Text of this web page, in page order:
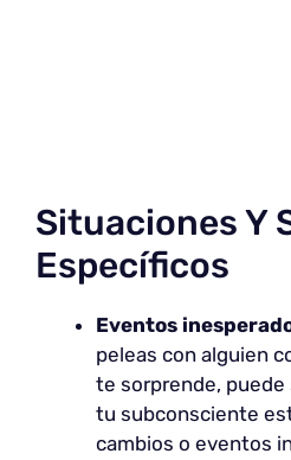
Situaciones Y
Específicos
Eventos
peleas con alguien
te sorprende, puede
tu subconsciente
cambios o eventos